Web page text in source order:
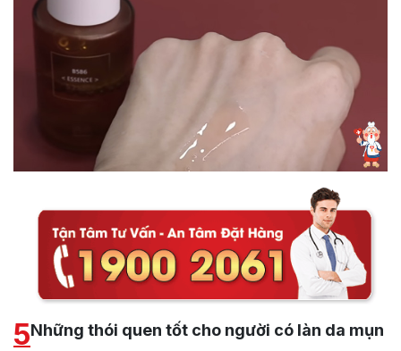
5Những thói quen tốt cho người có làn da mụn